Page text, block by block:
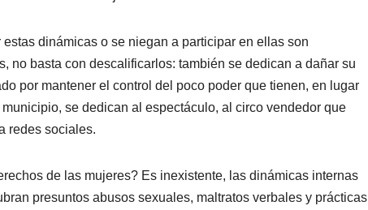
dinámicas o se niegan a participar en ellas son
no basta con descalificarlos: también se dedican a dañar su
por mantener el control del poco poder que tienen, en lugar
se dedican al espectáculo, al circo vendedor que
redes sociales.
de las mujeres? Es inexistente, las dinámicas internas
presuntos abusos sexuales, maltratos verbales y prácticas